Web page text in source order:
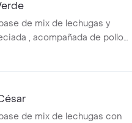
de mix de lechugas y
, acompañada de pollo
tomate cherry, queso feta,
de mix de lechugas con